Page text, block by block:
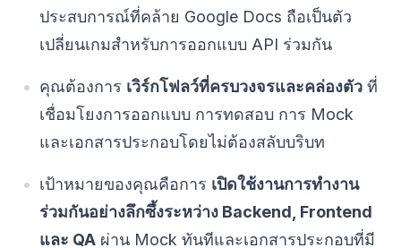
ประสบการณ์ที่คล้าย Google Docs ถือเป็นตัว
เปลี่ยนเกมสำหรับการออกแบบ API ร่วมกัน
คุณต้องการ เวิร์กโฟลว์ที่ครบวงจรและคล่องตัว ที่
เชื่อมโยงการออกแบบ การทดสอบ การ Mock
และเอกสารประกอบโดยไม่ต้องสลับบริบท
เป้าหมายของคุณคือการ เปิดใช้งานการทำงาน
ร่วมกันอย่างลึกซึ้งระหว่าง Backend, Frontend
และ QA ผ่าน Mock ทันทีและเอกสารประกอบที่มี